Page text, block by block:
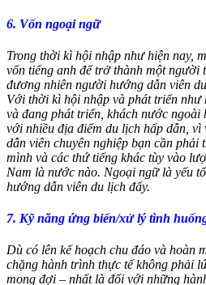
6. Vốn ngoại ngữ
Trong thời kì hội nhập như hiện nay,
vốn tiếng anh để trở thành một người
đương nhiên người hướng dẫn viên
Với thời kì hội nhập và phát triển như
và đang phát triển, khách nước ngoài
với nhiều địa điểm du lịch hấp dẫn,
dẫn viên chuyên nghiệp bạn cần phải
mình và các thứ tiếng khác tùy vào
Nam là nước nào. Ngoại ngữ là yếu
hướng dẫn viên du lịch đấy.
7. Kỹ năng ứng biến/xử lý tình
Dù có lên kế hoạch chu đáo và hoàn
chặng hành trình thực tế không phải
mong đợi – nhất là đối với những